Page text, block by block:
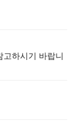
하시기 바랍니